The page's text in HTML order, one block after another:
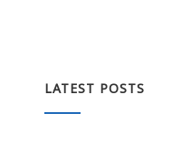
LATEST POSTS